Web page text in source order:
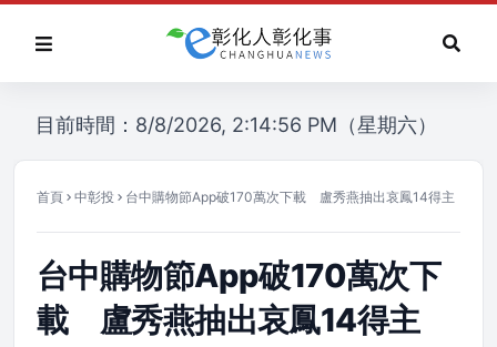
目前時間：8/8/2026, 2:14:56 PM（星期六）
首頁 中彰投 台中購物節App破170萬次下載 盧秀燕抽出哀鳳14得主
台中購物節App破170萬次下
載 盧秀燕抽出哀鳳14得主